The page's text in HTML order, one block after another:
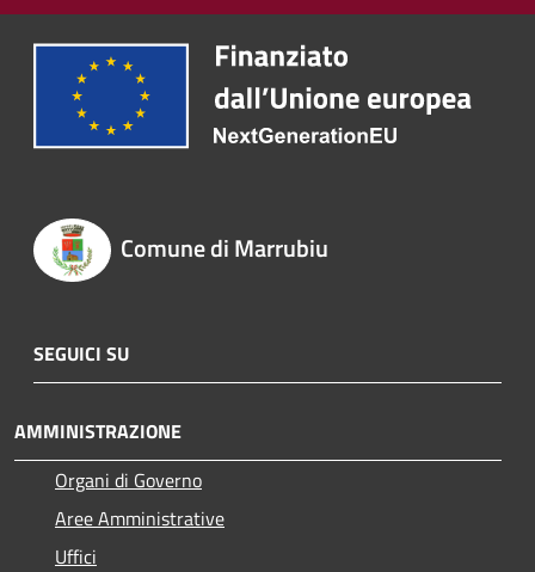
Comune di Marrubiu
SEGUICI SU
AMMINISTRAZIONE
Organi di Governo
Aree Amministrative
Uffici